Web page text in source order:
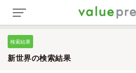
検索結果
新世界の検索結果